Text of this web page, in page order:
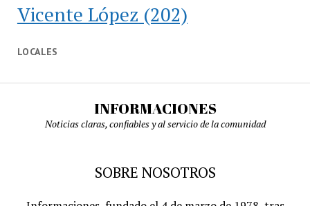
Vicente López (202)
LOCALES
INFORMACIONES
Noticias claras, confiables y al servicio de la comunidad
SOBRE NOSOTROS